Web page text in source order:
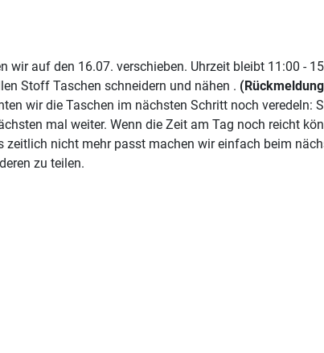
auf den 16.07. verschieben. Uhrzeit bleibt 11:00 -
Stoff Taschen schneidern und nähen .
wir die Taschen im nächsten Schritt noch veredeln:
mal weiter. Wenn die Zeit am Tag noch reicht
nicht mehr passt machen wir einfach beim
zu teilen.